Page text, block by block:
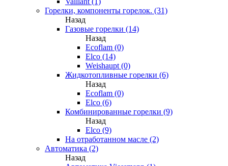
Горелки, компоненты горелок. (31)
Назад
Газовые горелки (14)
Назад
Ecoflam (0)
Elco (14)
Weishaupt (0)
Жидкотопливные горелки (6)
Назад
Ecoflam (0)
Elco (6)
Комбинированные горелки (9)
Назад
Elco (9)
На отработанном масле (2)
Автоматика (2)
Назад